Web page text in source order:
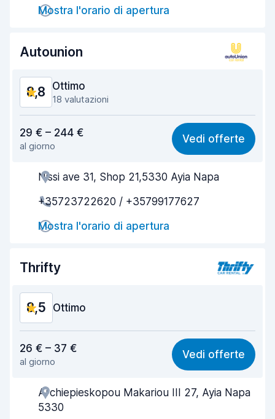
Rapidità della riconsegna
9,4
Mostra l'orario di apertura
Autounion
8,8 Ottimo
18 valutazioni
8,7
Facile da trovare 8,6
Gentilezza degli agenti
Rapidità del ritiro
Rapidità della riconsegna
8,8
29 € – 244 €
al giorno
Vedi offerte
Nissi ave 31, Shop 21,5330 Ayia Napa
+35723722620 / +35799177627
Mostra l'orario di apertura
Thrifty
8,5 Ottimo
8,3
Facile da trovare 8,2
Gentilezza degli agenti 8,5
26 € – 37 €
al giorno
Vedi offerte
Archiepieskopou Makariou III 27, Ayia Napa
5330